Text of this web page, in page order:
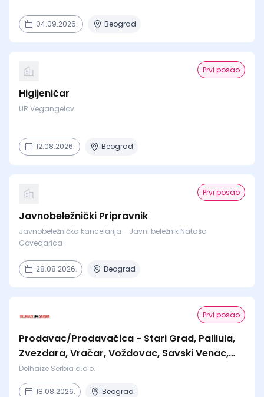
04.09.2026. Beograd
Prvi posao
Higijeničar
UR Vegangelov
12.08.2026. Beograd
Prvi posao
Javnobeležnički Pripravnik
Javnobeležnička kancelarija - Javni beležnik Nataša
Govedarica
28.08.2026. Beograd
Prvi posao
Prodavac/Prodavačica - Stari Grad, Palilula,
Zvezdara, Vračar, Voždovac, Savski Venac,
Čukarica
Delhaize Serbia d.o.o.
18.08.2026. Beograd